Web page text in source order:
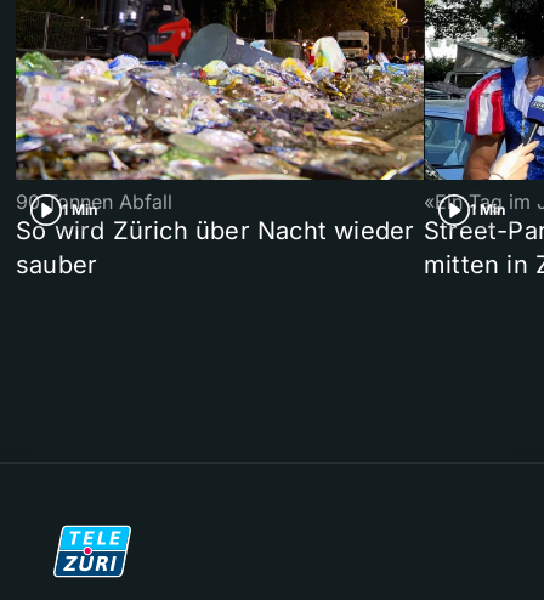
1 Min
90 Tonnen Abfall
So wird Zürich über Nacht wieder
sauber
1 Min
«Ein Tag im
Street-
mitten in